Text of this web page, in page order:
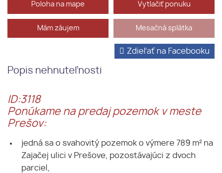
Poloha na mape Vytlačiť ponuku
Mám záujem Mesačná splátka
Popis nehnuteľnosti
Zdieľať na Facebooku
ID:3118
Ponúkame na predaj pozemok v meste
Prešov:
jedná sa o svahovitý pozemok o výmere 789 m² na
Zajačej ulici v Prešove, pozostávajúci z dvoch
parciel,